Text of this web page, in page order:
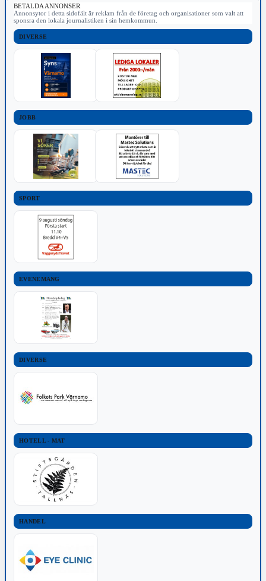
BETALDA ANNONSER
Annonsytor i detta sidofält är reklam från de företag och organisationer som valt att
sponsra den lokala journalistiken i sin hemkommun.
DIVERSE
JOBB
SPORT
EVENEMANG
DIVERSE
HOTELL - MAT
HANDEL